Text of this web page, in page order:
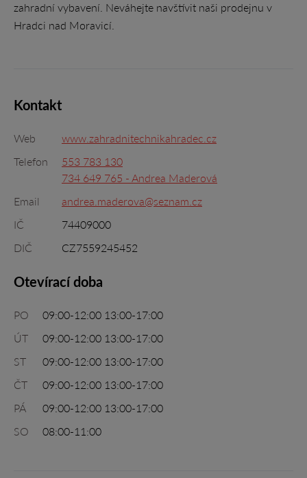
zahradní vybavení. Neváhejte navštívit naši prodejnu v
Hradci nad Moravicí.
Kontakt
Web
www.zahradnitechnikahradec.cz
Telefon
553 783 130
734 649 765 - Andrea Maderová
Email
andrea.maderova@seznam.cz
IČ
74409000
DIČ
CZ7559245452
Otevírací doba
PO
09:00-12:00 13:00-17:00
ÚT
09:00-12:00 13:00-17:00
ST
09:00-12:00 13:00-17:00
ČT
09:00-12:00 13:00-17:00
PÁ
09:00-12:00 13:00-17:00
SO
08:00-11:00